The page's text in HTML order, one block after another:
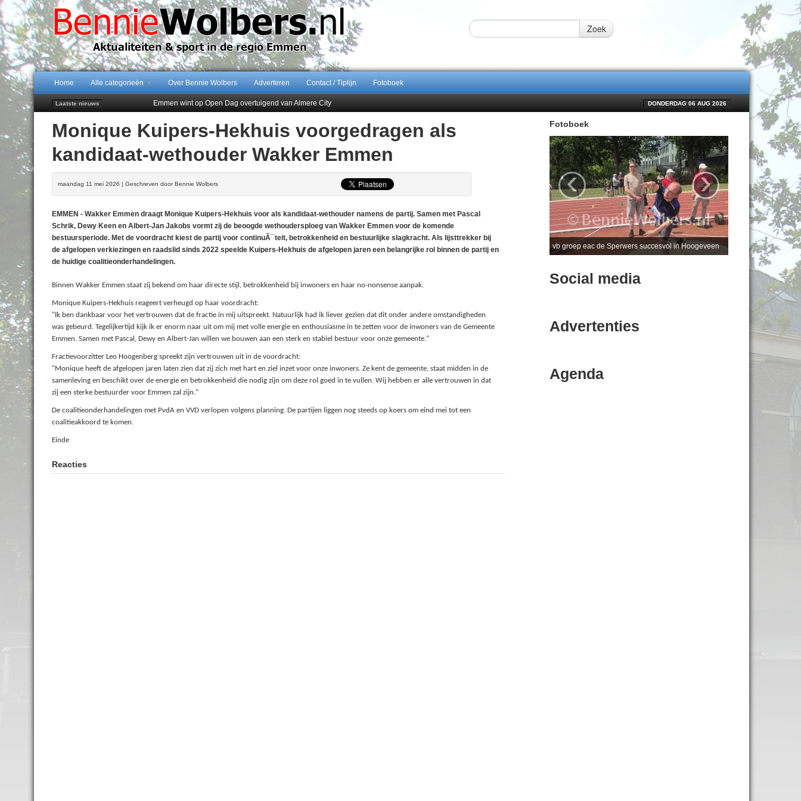
Zoek
Home Alle categorieën Over Bennie Wolbers Adverteren Contact / Tiplijn Fotoboek
Laatste nieuws
Emmen wint op Open Dag overtuigend van Almere City
Jubileumfeest 35 jaar De Amer
Hunzeloopwandeltocht keert op 19 september 2026 terug naar Zuidlaren
102 kaarsen voor eeuwling Mieke Sijbom-Maatje
DONDERDAG 06 AUG 2026
Monique Kuipers-Hekhuis voorgedragen als
kandidaat-wethouder Wakker Emmen
maandag 11 mei 2026 | Geschreven door Bennie Wolbers
EMMEN - Wakker Emmen draagt Monique Kuipers-Hekhuis voor als kandidaat-wethouder namens de partij. Samen met Pascal
Schrik, Dewy Keen en Albert-Jan Jakobs vormt zij de beoogde wethoudersploeg van Wakker Emmen voor de komende
bestuursperiode. Met de voordracht kiest de partij voor continuÃ¯teit, betrokkenheid en bestuurlijke slagkracht. Als lijsttrekker bij
de afgelopen verkiezingen en raadslid sinds 2022 speelde Kuipers-Hekhuis de afgelopen jaren een belangrijke rol binnen de partij en
de huidige coalitieonderhandelingen.
Binnen Wakker Emmen staat zij bekend om haar directe stijl, betrokkenheid bij inwoners en haar no-nonsense aanpak.
Monique Kuipers-Hekhuis reageert verheugd op haar voordracht:
"Ik ben dankbaar voor het vertrouwen dat de fractie in mij uitspreekt. Natuurlijk had ik liever gezien dat dit onder andere omstandigheden
was gebeurd. Tegelijkertijd kijk ik er enorm naar uit om mij met volle energie en enthousiasme in te zetten voor de inwoners van de Gemeente
Emmen. Samen met Pascal, Dewy en Albert-Jan willen we bouwen aan een sterk en stabiel bestuur voor onze gemeente."
Fractievoorzitter Leo Hoogenberg spreekt zijn vertrouwen uit in de voordracht:
"Monique heeft de afgelopen jaren laten zien dat zij zich met hart en ziel inzet voor onze inwoners. Ze kent de gemeente, staat midden in de
samenleving en beschikt over de energie en betrokkenheid die nodig zijn om deze rol goed in te vullen. Wij hebben er alle vertrouwen in dat
zij een sterke bestuurder voor Emmen zal zijn."
De coalitieonderhandelingen met PvdA en VVD verlopen volgens planning. De partijen liggen nog steeds op koers om eind mei tot een
coalitieakkoord te komen.
Einde
Reacties
Fotoboek
vb groep eac de Sperwers succesvol in Hoogeveen
‹ ›
Social media
Advertenties
Agenda